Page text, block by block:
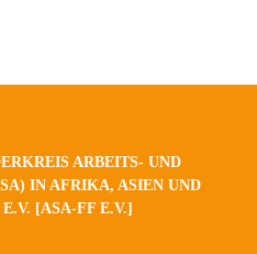
ARBEITS- UND
IN AFRIKA, ASIEN UND
[ASA-FF E.V.]